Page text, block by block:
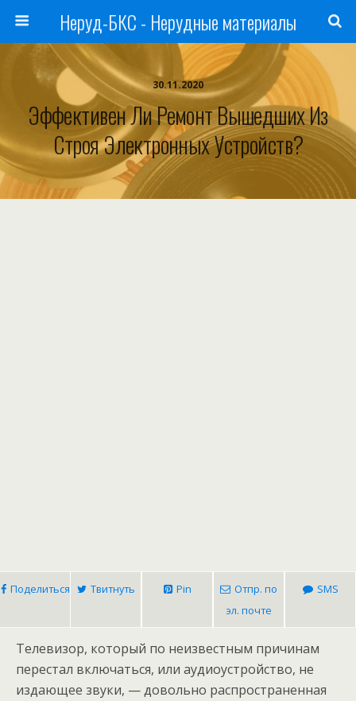
Неруд-БКС - Нерудные материалы
30.11.2020
Эффективен Ли Ремонт Вышедших Из
Строя Электронных Устройств?
Поделиться Твитнуть Pin
Отпр. по
эл. почте
SMS
Телевизор, который по неизвестным причинам
перестал включаться, или аудиоустройство, не
издающее звуки, — довольно распространенная